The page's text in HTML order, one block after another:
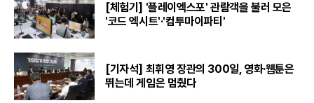
[체험기] '플레이엑스포' 관람객을 불러 모은
'코드 엑시트'·'컴투마이파티'
[기자석] 최휘영 장관의 300일, 영화·웹툰은
뛰는데 게임은 멈췄다